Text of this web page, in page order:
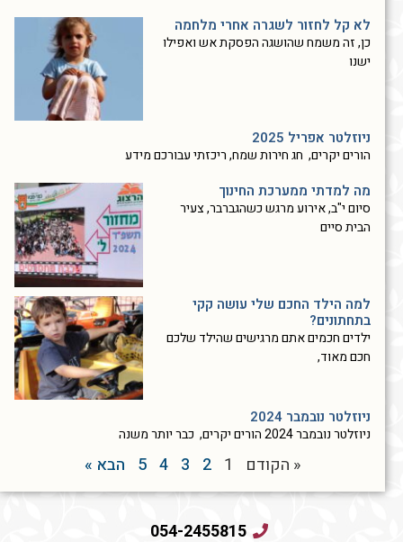
לא קל לחזור לשגרה אחרי מלחמה
כן, זה משמח שהושגה הפסקת אש ואפילו
ישנו
ניוזלטר אפריל 2025
הורים יקרים, חג חירות שמח, ריכזתי עבורכם מידע
מה למדתי ממערכת החינוך
סיום י"ב, אירוע מרגש כשהגברבר, צעיר
הבית סיים
למה הילד החכם שלי עושה קקי
בתחתונים?
ילדים חכמים אתם מרגישים שהילד שלכם
חכם מאוד,
ניוזלטר נובמבר 2024
ניוזלטר נובמבר 2024 הורים יקרים, כבר יותר משנה
« הקודם 1
2
3
4
5 הבא »
054-2455815